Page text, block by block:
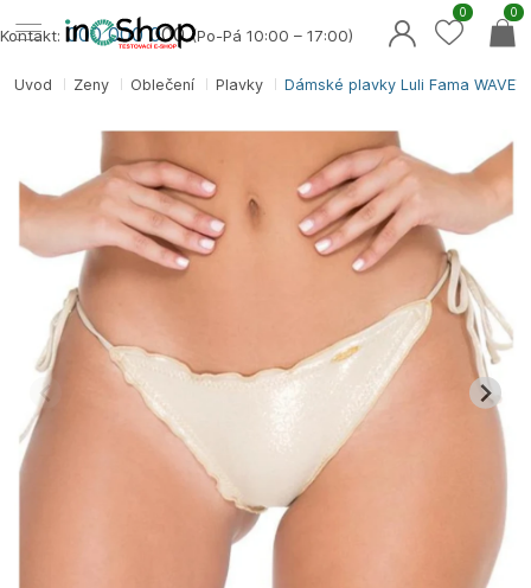
Úvod Ženy Oblečení Plavky Dámské plavky Luli Fama WAVEY
Kontakt: 000 000 000(Po-Pá 10:00 – 17:00)
0
0